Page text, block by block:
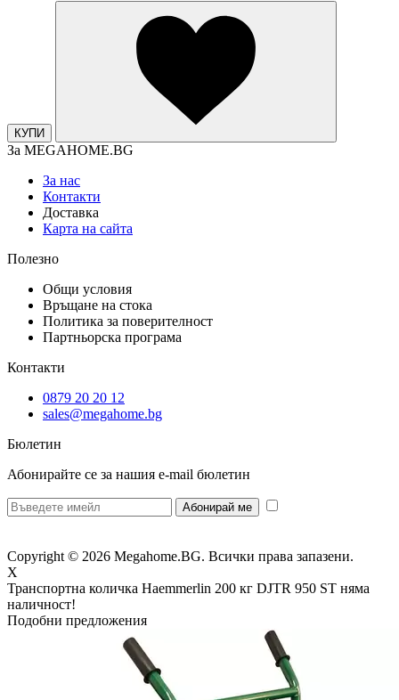
КУПИ
За MEGAHOME.BG
За нас
Контакти
Доставка
Карта на сайта
Полезно
Общи условия
Връщане на стока
Политика за поверителност
Партньорска програма
Контакти
0879 20 20 12
sales@megahome.bg
Бюлетин
Абонирайте се за нашия e-mail бюлетин
Copyright © 2026 Megahome.BG. Всички права запазени.
X
Транспортна количка Haemmerlin 200 кг DJTR 950 ST няма
наличност!
Подобни предложения